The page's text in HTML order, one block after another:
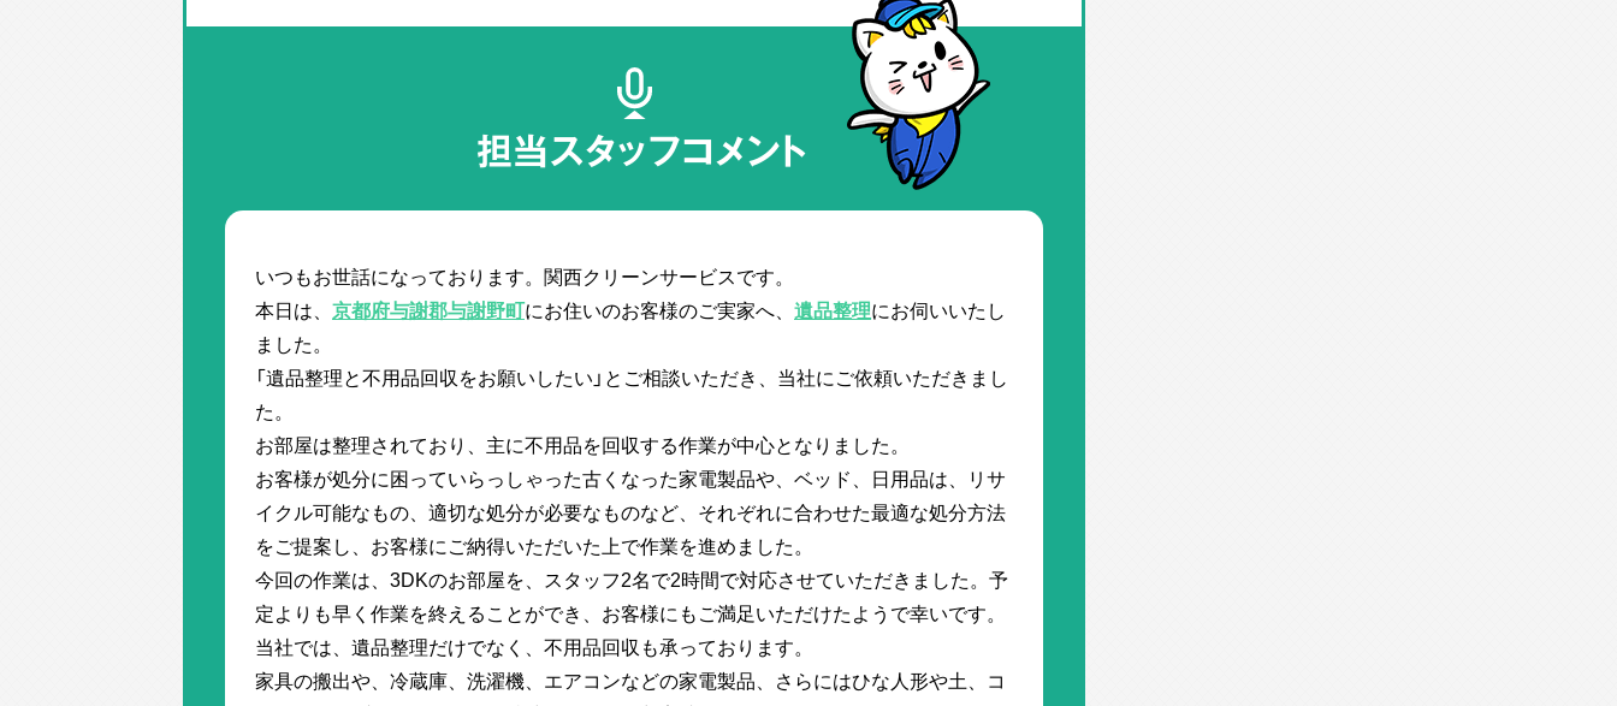
担当スタッフコメント
いつもお世話になっております。関西クリーンサービスです。
本日は、 京都府与謝郡与謝野町にお住いのお客様のご実家へ、 遺品整理にお伺いいたし
ました。
「遺品整理と不用品回収をお願いしたい」とご相談いただき、当社にご依頼いただきまし
た。
お部屋は整理されており、主に不用品を回収する作業が中心となりました。
お客様が処分に困っていらっしゃった古くなった家電製品や、ベッド、日用品は、リサ
イクル可能なもの、適切な処分が必要なものなど、それぞれに合わせた最適な処分方法
をご提案し、お客様にご納得いただいた上で作業を進めました。
今回の作業は、3DKのお部屋を、スタッフ2名で2時間で対応させていただきました。予
定よりも早く作業を終えることができ、お客様にもご満足いただけたようで幸いです。
当社では、遺品整理だけでなく、不用品回収も承っております。
家具の搬出や、冷蔵庫、洗濯機、エアコンなどの家電製品、さらにはひな人形や土、コ